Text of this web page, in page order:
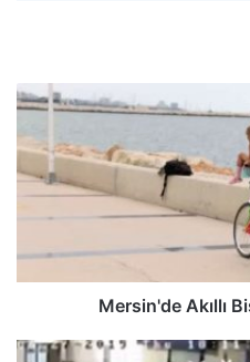
Mersin'de Akıllı